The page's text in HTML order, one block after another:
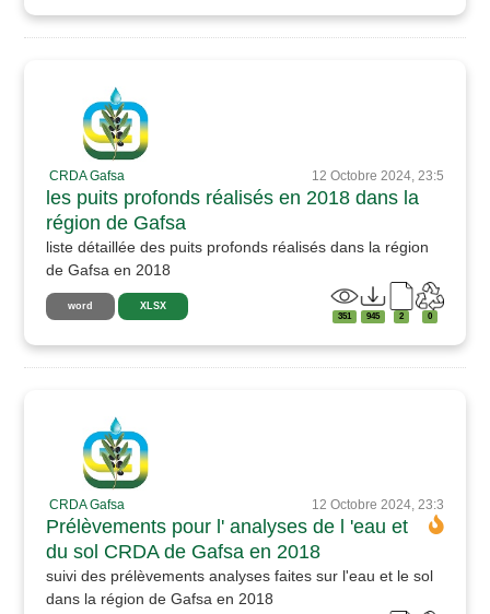
CRDA Gafsa 12 Octobre 2024, 23:5
les puits profonds réalisés en 2018 dans la
région de Gafsa
liste détaillée des puits profonds réalisés dans la région
de Gafsa en 2018
word XLSX
351 945 2 0
CRDA Gafsa 12 Octobre 2024, 23:3
Prélèvements pour l' analyses de l 'eau et
du sol CRDA de Gafsa en 2018
suivi des prélèvements analyses faites sur l'eau et le sol
dans la région de Gafsa en 2018